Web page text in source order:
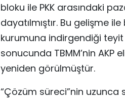
bloku ile PKK arasındaki
dayatılmıştır. Bu gelişme
kurumuna indirgendiği teyit
sonucunda TBMM’nin AKP
yeniden görülmüştür.
“Çözüm süreci”nin